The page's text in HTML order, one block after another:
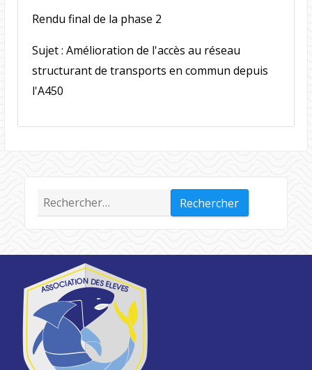
Rendu final de la phase 2
Sujet : Amélioration de l'accès au réseau
structurant de transports en commun depuis
l'A450
Rechercher :